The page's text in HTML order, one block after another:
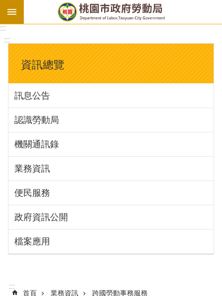
基
法
勞
資
會
庇
護
工
場
進
訊
息
公
識
:::
:::
資訊總覽
訊息公告
認識勞動局
機關通訊錄
業務資訊
便民服務
政府資訊公開
檔案應用
:::
首頁 業務資訊
跨國勞動事務服務